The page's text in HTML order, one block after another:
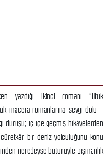
yazdığı ikinci romanı “Ufuk
macera romanlarına sevgi dolu –
duruşu; iç içe geçmiş hikâyelerden
bir deniz yolculuğunu konu
neredeyse bütünüyle pişmanlık